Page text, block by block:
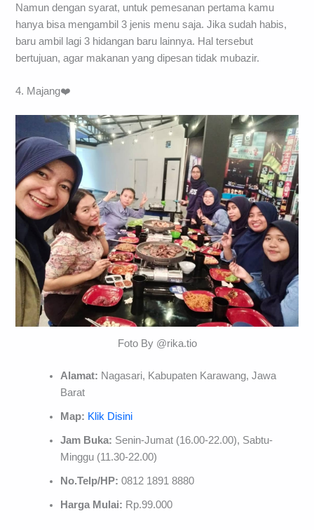
Namun dengan syarat, untuk pemesanan pertama kamu
hanya bisa mengambil 3 jenis menu saja. Jika sudah habis,
baru ambil lagi 3 hidangan baru lainnya. Hal tersebut
bertujuan, agar makanan yang dipesan tidak mubazir.
4. Majang❤️
Foto By @rika.tio
Alamat: Nagasari, Kabupaten Karawang, Jawa
Barat
Map: Klik Disini
Jam Buka: Senin-Jumat (16.00-22.00), Sabtu-
Minggu (11.30-22.00)
No.Telp/HP: 0812 1891 8880
Harga Mulai: Rp.99.000